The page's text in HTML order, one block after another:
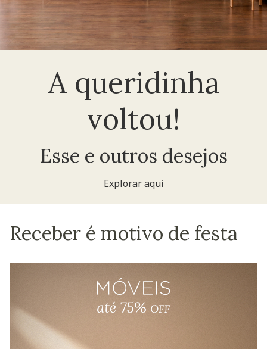
A queridinha
voltou!
Esse e outros desejos
Explorar aqui
Receber é motivo de festa